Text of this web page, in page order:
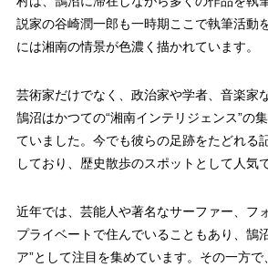
説家の谷崎潤一郎も一時期ここで執筆活動
には湘南の情景が色濃く描かれています。
芸術家だけでなく、政治家や学者、音楽家
鵠沼はかつての“湘南インテリジェンス”の
ていました。今でも彼らの足跡をたどれる
しており、歴史散歩のスポットとして人気で
近年では、芸能人や著名なサーファー、フ
プライベートで住んでいることもあり、鵠
ア”として注目を集めています。その一方